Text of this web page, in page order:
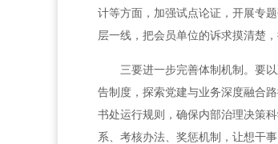
计等方面，加强试点论证，开展专
层一线，把会员单位的诉求摸清楚
三要进一步完善体制机制。要
告制度，探索党建与业务深度融合
书处运行规则，确保内部治理决策
系、考核办法、奖惩机制，让想干